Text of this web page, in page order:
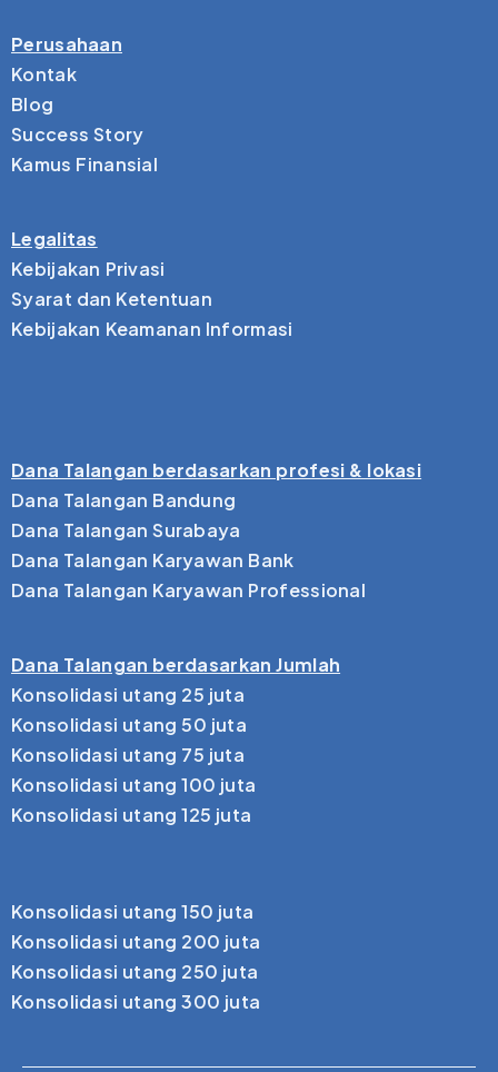
Perusahaan
Kontak
Blog
Success Story
Kamus Finansial
Legalitas
Kebijakan Privasi
Syarat dan Ketentuan
Kebijakan Keamanan Informasi
Dana Talangan berdasarkan profesi & lokasi
Dana Talangan Bandung
Dana Talangan Surabaya
Dana Talangan Karyawan Bank
Dana Talangan Karyawan Professional
Dana Talangan berdasarkan Jumlah
Konsolidasi utang 25 juta
Konsolidasi utang 50 juta
Konsolidasi utang 75 juta
Konsolidasi utang 100 juta
Konsolidasi utang 125 juta
Konsolidasi utang 150 juta
Konsolidasi utang 200 juta
Konsolidasi utang 250 juta
Konsolidasi utang 300 juta